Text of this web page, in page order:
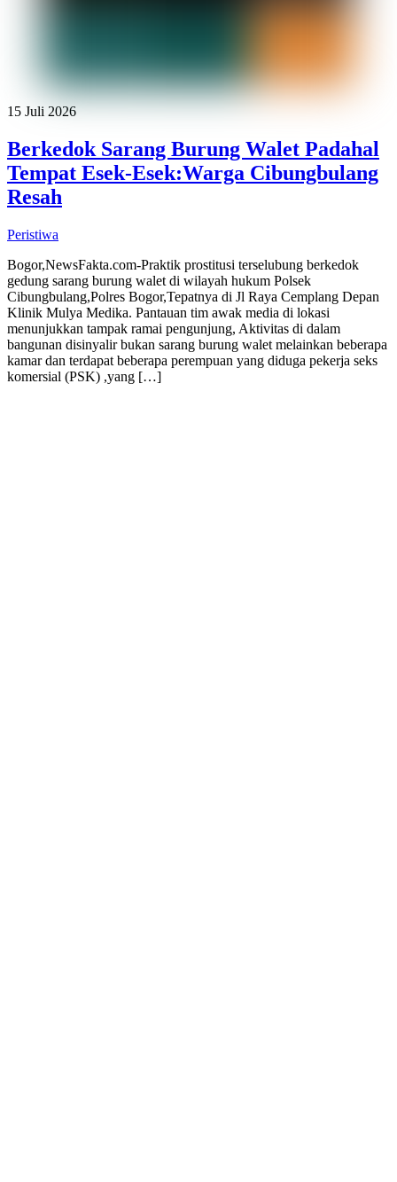
15 Juli 2026
Berkedok Sarang Burung Walet Padahal
Tempat Esek-Esek:Warga Cibungbulang
Resah
Peristiwa
Bogor,NewsFakta.com-Praktik prostitusi terselubung berkedok
gedung sarang burung walet di wilayah hukum Polsek
Cibungbulang,Polres Bogor,Tepatnya di Jl Raya Cemplang Depan
Klinik Mulya Medika. Pantauan tim awak media di lokasi
menunjukkan tampak ramai pengunjung, Aktivitas di dalam
bangunan disinyalir bukan sarang burung walet melainkan beberapa
kamar dan terdapat beberapa perempuan yang diduga pekerja seks
komersial (PSK) ,yang […]